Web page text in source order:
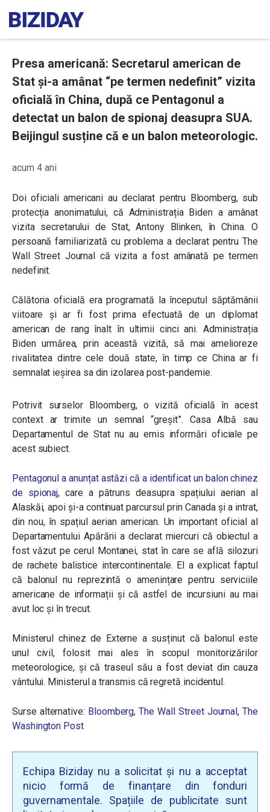
Presa americană: Secretarul american de
Stat și-a amânat “pe termen nedefinit” vizita
oficială în China, după ce Pentagonul a
detectat un balon de spionaj deasupra SUA.
Beijingul susține că e un balon meteorologic.
acum 4 ani
Doi oficiali americani au declarat pentru Bloomberg, sub
protecția anonimatului, că Administrația Biden a amânat
vizita secretarului de Stat, Antony Blinken, în China. O
persoană familiarizată cu problema a declarat pentru The
Wall Street Journal că vizita a fost amânată pe termen
nedefinit.
Călătoria oficială era programată la începutul săptămânii
viitoare și ar fi fost prima efectuată de un diplomat
american de rang înalt în ultimii cinci ani. Administrația
Biden urmărea, prin această vizită, să mai amelioreze
rivalitatea dintre cele două state, în timp ce China ar fi
semnalat ieșirea sa din izolarea post-pandemie.
Potrivit surselor Bloomberg, o vizită oficială în acest
context ar trimite un semnal “greșit”. Casa Albă sau
Departamentul de Stat nu au emis informări oficiale pe
acest subiect.
Pentagonul a anunțat astăzi că a identificat un balon chinez
de spionaj, care a pătruns deasupra spațiului aerian al
Alaskăi, apoi și-a continuat parcursul prin Canada și a intrat,
din nou, în spațiul aerian american. Un important oficial al
Departamentului Apărării a declarat miercuri că obiectul a
fost văzut pe cerul Montanei, stat în care se află silozuri
de rachete balistice intercontinentale. El a explicat faptul
că balonul nu reprezintă o amenințare pentru serviciile
americane de informații și că astfel de incursiuni au mai
avut loc și în trecut.
Ministerul chinez de Externe a susținut că balonul este
unul civil, folosit mai ales în scopul monitorizărilor
meteorologice, și că traseul său a fost deviat din cauza
vântului. Ministerul a transmis că regretă incidentul.
Surse alternative: Bloomberg,The Wall Street Journal,The
Washington Post
Echipa Biziday nu a solicitat și nu a acceptat
nicio formă de finanțare din fonduri
guvernamentale. Spațiile de publicitate sunt